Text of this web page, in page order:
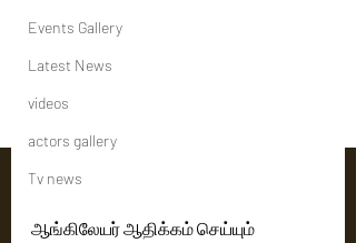
Events Gallery
Latest News
videos
actors gallery
Tv news
ஆங்கிலேயர் ஆதிக்கம் செய்யும்